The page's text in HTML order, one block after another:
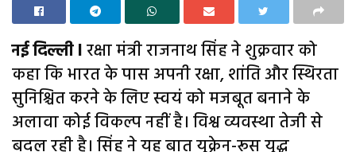
नई दिल्ली lरक्षा मंत्री राजनाथ सिंह ने शुक्रवार को
कहा कि भारत के पास अपनी रक्षा, शांति और स्थिरता
सुनिश्चित करने के लिए स्वयं को मजबूत बनाने के
अलावा कोई विकल्प नहीं है। विश्व व्यवस्था तेजी से
बदल रही है। सिंह ने यह बात यूक्रेन-रूस युद्ध